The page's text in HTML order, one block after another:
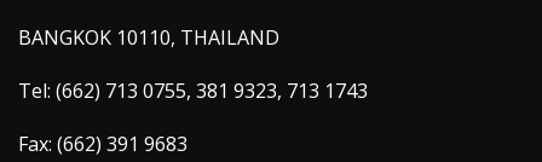
BANGKOK 10110, THAILAND
Tel: (662) 713 0755, 381 9323, 713 1743
Fax: (662) 391 9683